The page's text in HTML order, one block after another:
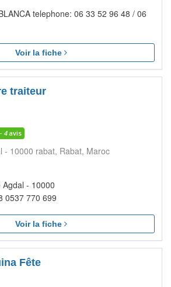
telephone: 06 33 52 96 48 / 06
Voir la fiche
traiteur
4avis
- 10000 rabat Rabat Maroc
- 10000
0537 770 699
Voir la fiche
Fête